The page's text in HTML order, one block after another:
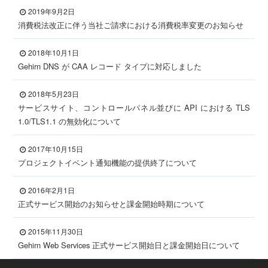
2019年9月2日
消費税法改正に伴う当社ご請求における消費税率変更のお知らせ
2018年10月1日
Gehirn DNS が CAA レコード タイプに対応しました
2018年5月23日
サービスサイト、コントロールパネル並びに API における TLS
1.0/TLS1.1 の無効化について
2017年10月15日
プロジェクトイベント通知機能の提供終了について
2016年2月1日
正式サービス開始のお知らせと課金開始時期について
2015年11月30日
Gehirn Web Services 正式サービス開始日と課金開始日について